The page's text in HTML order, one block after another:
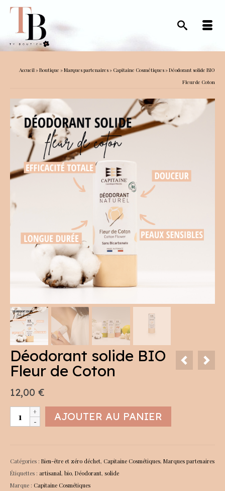
Accueil»Boutique »Marques partenaires» Capitaine Cosmétiques»Déodorant solide BIO
Fleur de Coton
Déodorant solide BIO
Fleur de Coton
12,00 €
quantité
de
BIO
Fleur
de
AJOUTER AU PANIER
Catégories : Bien-être et zéro déchet, Capitaine Cosmétiques, Marques partenaires
Étiquettes : artisanal, bio, Déodorant, solide
Marque : Capitaine Cosmétiques